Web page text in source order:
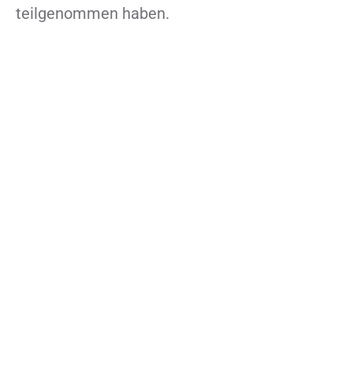
teilgenommen haben.